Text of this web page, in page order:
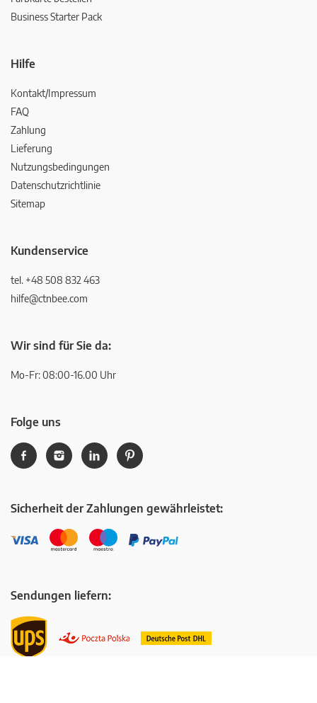
Business Starter Pack
Hilfe
Kontakt/Impressum
FAQ
Zahlung
Lieferung
Nutzungsbedingungen
Datenschutzrichtlinie
Sitemap
Kundenservice
tel. +48 508 832 463
hilfe@ctnbee.com
Wir sind für Sie da:
Mo-Fr: 08:00-16.00 Uhr
Folge uns
Sicherheit der Zahlungen gewährleistet:
Sendungen liefern: